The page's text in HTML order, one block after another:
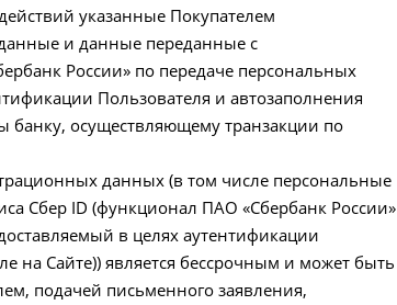
указанные Покупателем
и данные переданные с
России» по передаче персональных
Пользователя и автозаполнения
банку, осуществляющему транзакции по
данных (в том числе персональные
Сбер ID (функционал ПАО «Сбербанк России»
в целях аутентификации
на Сайте)) является бессрочным и может быть
подачей письменного заявления,